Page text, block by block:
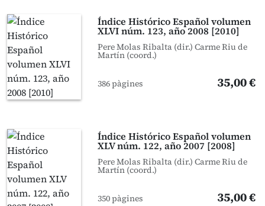
Índice Histórico Español volumen
XLVI núm. 123, año 2008 [2010]
Pere Molas Ribalta (dir.) Carme Riu de
Martín (coord.)
386 pàgines 35,00 €
Índice Histórico Español volumen
XLV núm. 122, año 2007 [2008]
Pere Molas Ribalta (dir.) Carme Riu de
Martín (coord.)
350 pàgines 35,00 €